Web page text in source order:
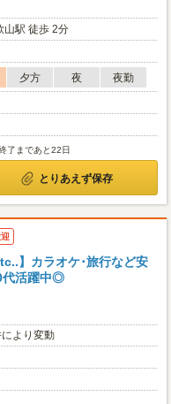
山駅 徒歩 2分
夕方 夜
夜勤
了まであと22日
とりあえず保存
】カラオケ･旅行など安
代活躍中◎
より変動